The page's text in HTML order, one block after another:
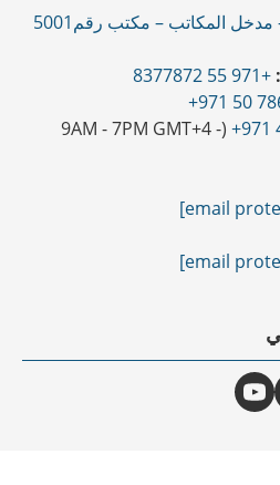
بناية فندق ايبيس – مدخل المكاتب – مكتب رقم5001
(9AM - 7PM GMT+4 -